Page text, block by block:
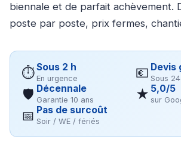
biennale et de parfait achèvement.
poste par poste, prix fermes,
⏱Sous 2 h
En urgence 💶 Devis
Sous
🛡 Décennale
Garantie 10 ans ★ 5,0/5
sur
📅 Pas de surcoût
Soir / WE / fériés